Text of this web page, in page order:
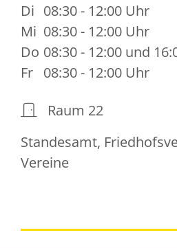
Di 08:30 - 12:00 Uhr
Mi 08:30 - 12:00 Uhr
Do 08:30 - 12:00 und
Fr 08:30 - 12:00 Uhr
Raum 22
Standesamt,
Vereine